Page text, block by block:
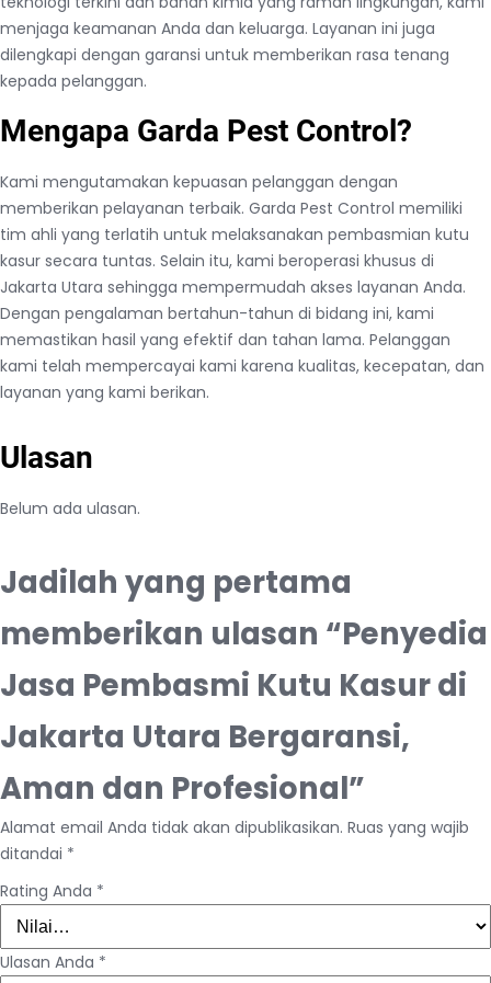
menjaga keamanan Anda dan keluarga. Layanan ini juga
dilengkapi dengan garansi untuk memberikan rasa tenang
kepada pelanggan.
Mengapa Garda Pest Control?
Kami mengutamakan kepuasan pelanggan dengan
memberikan pelayanan terbaik. Garda Pest Control memiliki
tim ahli yang terlatih untuk melaksanakan pembasmian kutu
kasur secara tuntas. Selain itu, kami beroperasi khusus di
Jakarta Utara sehingga mempermudah akses layanan Anda.
Dengan pengalaman bertahun-tahun di bidang ini, kami
memastikan hasil yang efektif dan tahan lama. Pelanggan
kami telah mempercayai kami karena kualitas, kecepatan, dan
layanan yang kami berikan.
Ulasan
Belum ada ulasan.
Jadilah yang pertama
memberikan ulasan “Penyedia
Jasa Pembasmi Kutu Kasur di
Jakarta Utara Bergaransi,
Aman dan Profesional”
Alamat email Anda tidak akan dipublikasikan. Ruas yang wajib
ditandai *
Rating Anda *
Ulasan Anda *